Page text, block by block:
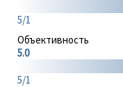
5/1
Объективность
5.0
5/1